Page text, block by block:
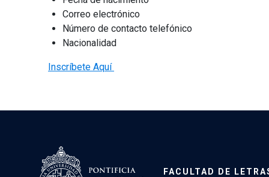
Correo electrónico
Número de contacto telefónico
Nacionalidad
Inscríbete Aquí
FACULTAD DE